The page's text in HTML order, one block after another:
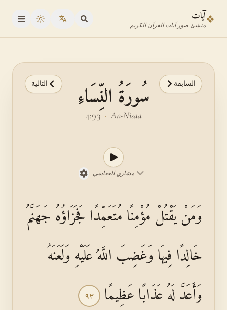
❖آيات
منشئ صور آيات القرآن الكريم theme
السابقة التالية
سُورَةُ النِّسَاءِ
An-Nisaa
·
4:93
مشاري العفاسي
وَمَنْ يَقْتُلْ مُؤْمِنًا مُتَعَمِّدًا فَجَزَاؤُهُ جَهَنَّمُ
خَالِدًا فِيهَا وَغَضِبَ اللَّهُ عَلَيْهِ وَلَعَنَهُ
وَأَعَدَّ لَهُ عَذَابًا عَظِيمًا ٩٣